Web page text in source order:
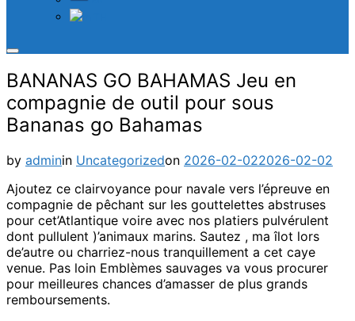
Toggle
&
BANANAS GO BAHAMAS Jeu en
compagnie de outil pour sous
Bananas go Bahamas
by adminin Uncategorizedon Posted
2026-02-022026-02-02
Ajoutez ce clairvoyance pour navale vers l’épreuve en
compagnie de pêchant sur les gouttelettes abstruses
pour cet’Atlantique voire avec nos platiers pulvérulent
dont pullulent )’animaux marins. Sautez , ma îlot lors
de’autre ou charriez-nous tranquillement a cet caye
venue. Pas loin Emblèmes sauvages va vous procurer
pour meilleures chances d’amasser de plus grands
remboursements.